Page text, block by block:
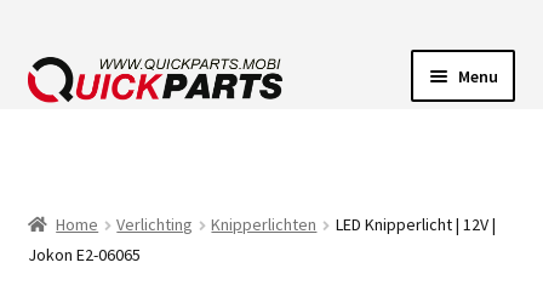
Menu
Home Verlichting Knipperlichten
LED Knipperlicht | 12V |
Jokon E2-06065